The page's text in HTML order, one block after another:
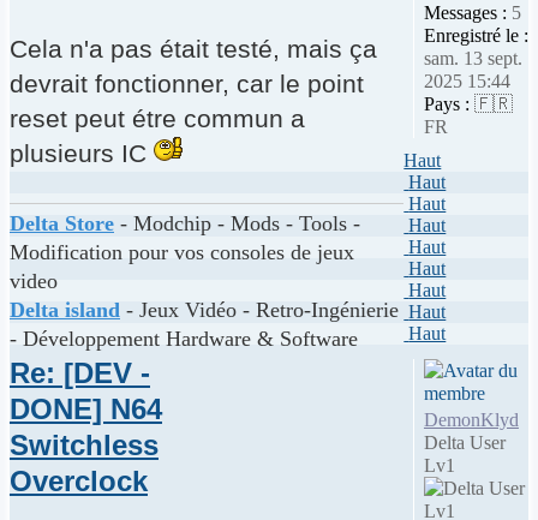
Cela n'a pas était testé, mais ça
devrait fonctionner, car le point
reset peut étre commun a
plusieurs IC
Delta Store - Modchip - Mods - Tools -
Modification pour vos consoles de jeux
video
Delta island - Jeux Vidéo - Retro-Ingénierie
- Développement Hardware & Software
Messages : 5
Enregistré le :
sam. 13 sept.
2025 15:44
Pays : 🇫🇷
FR
Re: [DEV -
DONE] N64
Switchless
Overclock
Haut
DemonKlyd
Delta User
Lv1
Haut
Haut
Haut
Haut
Haut
Haut
Haut
Haut